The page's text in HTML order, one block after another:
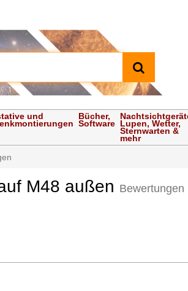
und Bücher,
Software Lupen, Wetter,
Sternwarten &
mehr
M48 außen Bewertungen